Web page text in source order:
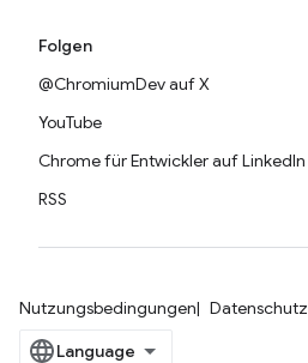
Folgen
@ChromiumDev auf X
YouTube
Chrome für Entwickler auf LinkedIn
RSS
Nutzungsbedingungen Datenschutz